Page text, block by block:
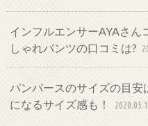
インフルエンサーAYAさん
しゃれパンツの口コミは?
パンパースのサイズの目
になるサイズ感も！